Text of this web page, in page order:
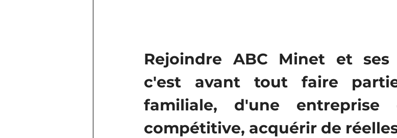
Rejoindre ABC Minet et ses
c'est avant tout faire
familiale, d'une entreprise
compétitive, acquérir de